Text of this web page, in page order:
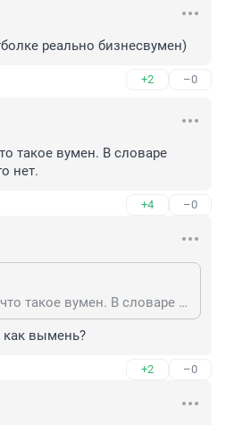
реально бизнесвумен)
+2 –0
такое вумен. В словаре
нет.
+4 –0
А я хотел спросить, что такое вумен. В словаре русского языка такого нет.
как вымень?
+2 –0